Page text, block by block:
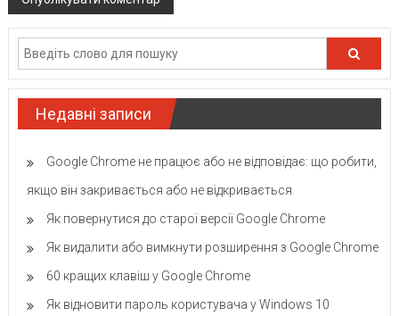
Недавні записи
Google Chrome не працює або не відповідає: що робити,
якщо він закривається або не відкривається
Як повернутися до старої версії Google Chrome
Як видалити або вимкнути розширення з Google Chrome
60 кращих клавіш у Google Chrome
Як відновити пароль користувача у Windows 10